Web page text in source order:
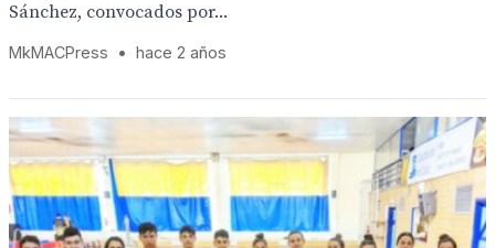
Sánchez, convocados por...
MkMACPress • hace 2 años